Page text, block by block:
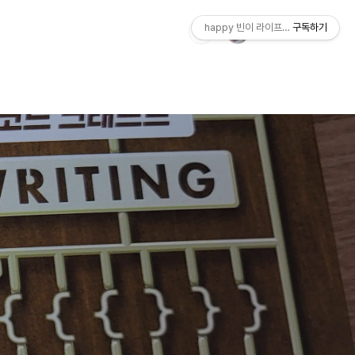
happy 빈이 라이프스토리구독하기